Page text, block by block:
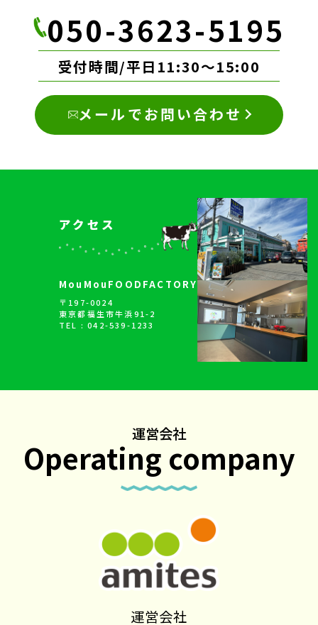
050-3623-5195
受付時間/平日11:30～15:00
メールでお問い合わせ
アクセス
MouMouFOODFACTORY
〒197-0024
東京都福生市牛浜91-2
TEL : 042-539-1233
運営会社
Operating company
運営会社